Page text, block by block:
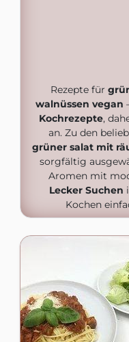
Rezepte für
walnüssen vegan
Kochrezepte,
an. Zu den
grüner salat mit
sorgfältig
Aromen mit
Lecker Suchen
Kochen